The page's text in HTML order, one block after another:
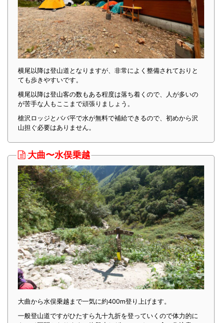
横尾以降は登山道となりますが、非常によく整備されておりと
ても歩きやすいです。
横尾以降は登山客の数もある程度は落ち着くので、人が多いの
が苦手な人もここまで頑張りましょう。
槍沢ロッジとババ平で水が無料で補給できるので、初めから沢
山担ぐ必要はありません。
大曲〜水俣乗越
大曲から水俣乗越まで一気に約400m登り上げます。
一般登山道ですがひたすら九十九折を登っていくので体力的に